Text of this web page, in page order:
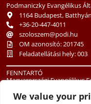
We value your
Podmaniczky Evangélikus
1164 Budapest,
+36-20-447-4011
szoloszem@podi.hu
OM azonosító: 201745
Feladatellátási hely: 003
FENNTARTÓ
Magyarországi Evangélikus
+36-1-486-3513